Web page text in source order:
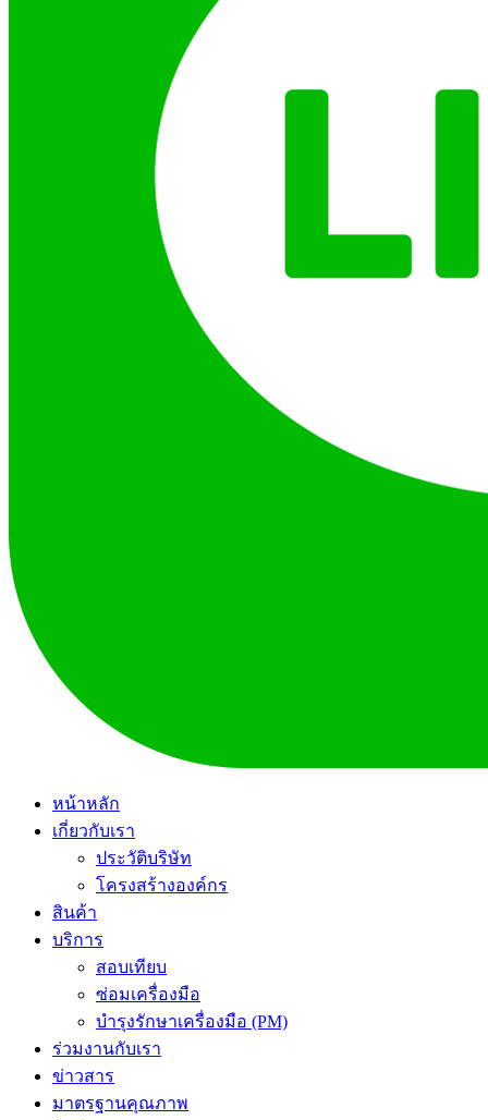
หน้าหลัก
เกี่ยวกับเรา
ประวัติบริษัท
โครงสร้างองค์กร
สินค้า
บริการ
สอบเทียบ
ซ่อมเครื่องมือ
บำรุงรักษาเครื่องมือ (PM)
ร่วมงานกับเรา
ข่าวสาร
มาตรฐานคุณภาพ